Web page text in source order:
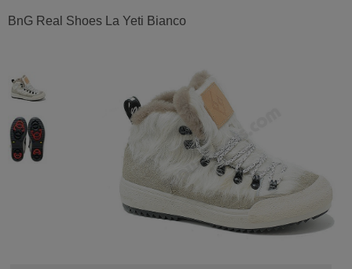
BnG Real Shoes La Yeti Bianco